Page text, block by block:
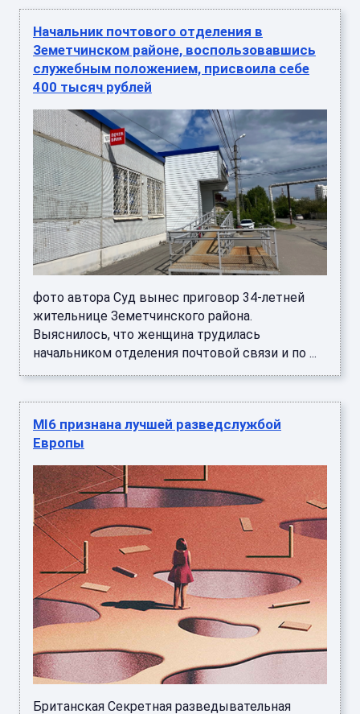
Начальник почтового отделения в
Земетчинском районе, воспользовавшись
служебным положением, присвоила себе
400 тысяч рублей
фото автора Суд вынес приговор 34-летней
жительнице Земетчинского района.
Выяснилось, что женщина трудилась
начальником отделения почтовой связи и по ...
MI6 признана лучшей разведслужбой
Европы
Британская Секретная разведывательная